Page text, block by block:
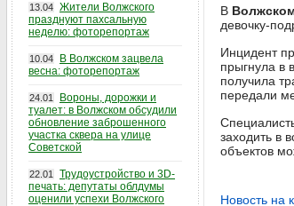
В
девочку-
Инцидент
прыгнула в
получила
передали
заходить в
объектов
Новость на
13.04 Жители Волжского
празднуют пахсальную
неделю: фоторепортаж
10.04
В Волжском зацвела
весна: фоторепортаж
24.01
Вороны, дорожки и
туалет: в Волжском обсудили
обновление заброшенного
участка сквера на улице
Советской
22.01
Трудоустройство и 3D-
печать: депутаты облдумы
оценили успехи Волжского